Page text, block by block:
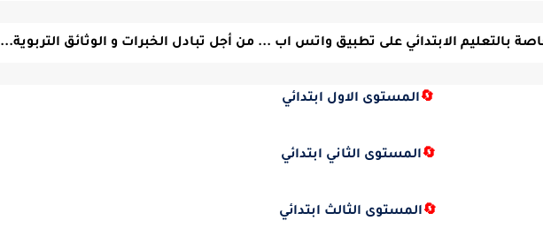
بالتعليم الابتدائي على تطبيق واتس اب ... من أجل تبادل الخبرات و الوثائق التربوية...
🔄المستوى الاول ابتدائي
🔄المستوى الثاني ابتدائي
🔄المستوى الثالث ابتدائي